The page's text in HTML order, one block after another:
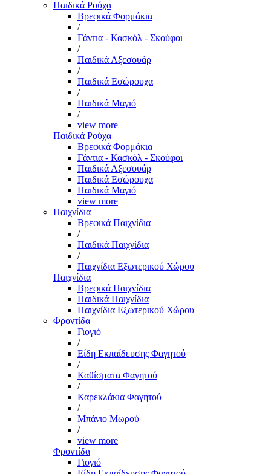
Παιδικά Ρούχα
Βρεφικά Φορμάκια
/
Γάντια - Κασκόλ - Σκούφοι
/
Παιδικά Αξεσουάρ
/
Παιδικά Εσώρουχα
/
Παιδικά Μαγιό
/
view more
Παιδικά Ρούχα
Βρεφικά Φορμάκια
Γάντια - Κασκόλ - Σκούφοι
Παιδικά Αξεσουάρ
Παιδικά Εσώρουχα
Παιδικά Μαγιό
view more
Παιχνίδια
Βρεφικά Παιχνίδια
/
Παιδικά Παιχνίδια
/
Παιχνίδια Εξωτερικού Χώρου
Παιχνίδια
Βρεφικά Παιχνίδια
Παιδικά Παιχνίδια
Παιχνίδια Εξωτερικού Χώρου
Φροντίδα
Γιογιό
/
Είδη Εκπαίδευσης Φαγητού
/
Καθίσματα Φαγητού
/
Καρεκλάκια Φαγητού
/
Μπάνιο Μωρού
/
view more
Φροντίδα
Γιογιό